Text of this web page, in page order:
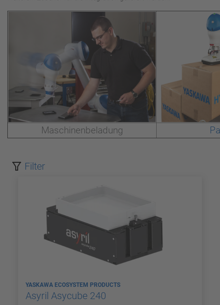
Maschinenbeladung
Filter
YASKAWA ECOSYSTEM PRODUCTS
Asyril Asycube 240